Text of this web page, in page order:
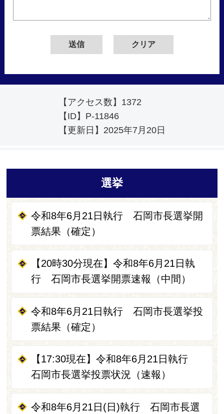
【アクセス数】 1372
【ID】 P-11846
【更新日】 2025年7月20日
選挙
令和8年6月21日執行 石岡市長選挙開
票結果（確定）
【20時30分現在】令和8年6月21日執
行 石岡市長選挙開票速報（中間）
令和8年6月21日執行 石岡市長選挙投
票結果（確定）
【17:30現在】令和8年6月21日執行
石岡市長選挙投票状況（速報）
令和8年6月21日(日)執行 石岡市長選